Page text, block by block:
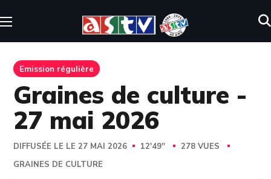
Emission régulière
Graines de culture -
27 mai 2026
DIFFUSÉE LE LE 27 MAI 2026 12'49''
278 VUES
GRAINES DE CULTURE